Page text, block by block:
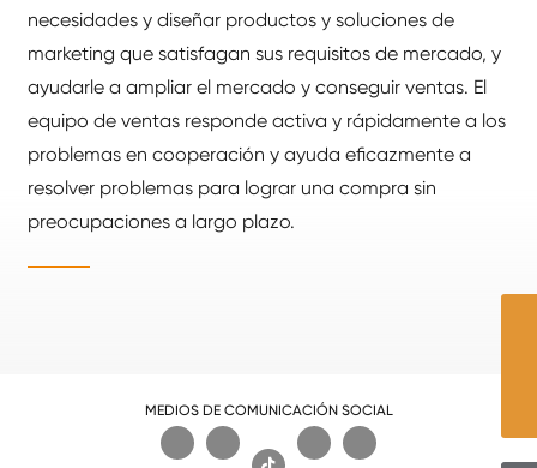
necesidades y diseñar productos y soluciones de
marketing que satisfagan sus requisitos de mercado, y
ayudarle a ampliar el mercado y conseguir ventas. El
equipo de ventas responde activa y rápidamente a los
problemas en cooperación y ayuda eficazmente a
resolver problemas para lograr una compra sin
preocupaciones a largo plazo.
MEDIOS DE COMUNICACIÓN SOCIAL